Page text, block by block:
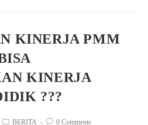
KINERJA PMM
KINERJA
???
BERITA 0 Comments